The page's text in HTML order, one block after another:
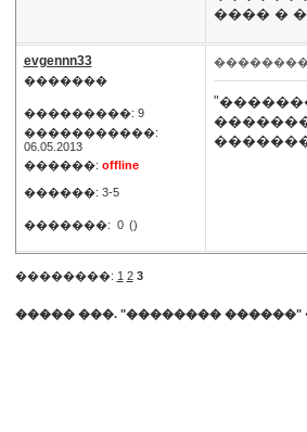
���� �
evgennn33
�������
���������: 9
�����������:
06.05.2013
������: offline
������: 3-5
�������: 0 ()
��������:
��������: 1 2 3
����� ���. "�������� ������"